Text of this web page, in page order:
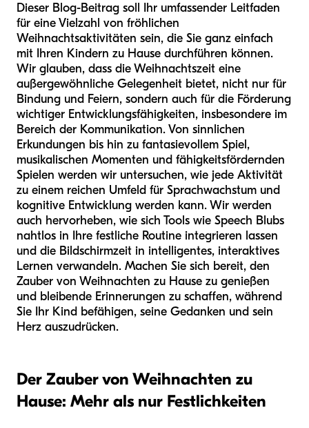
Dieser Blog-Beitrag soll Ihr umfassender Leitfaden
für eine Vielzahl von fröhlichen
Weihnachtsaktivitäten sein, die Sie ganz einfach
mit Ihren Kindern zu Hause durchführen können.
Wir glauben, dass die Weihnachtszeit eine
außergewöhnliche Gelegenheit bietet, nicht nur für
Bindung und Feiern, sondern auch für die Förderung
wichtiger Entwicklungsfähigkeiten, insbesondere im
Bereich der Kommunikation. Von sinnlichen
Erkundungen bis hin zu fantasievollem Spiel,
musikalischen Momenten und fähigkeitsfördernden
Spielen werden wir untersuchen, wie jede Aktivität
zu einem reichen Umfeld für Sprachwachstum und
kognitive Entwicklung werden kann. Wir werden
auch hervorheben, wie sich Tools wie Speech Blubs
nahtlos in Ihre festliche Routine integrieren lassen
und die Bildschirmzeit in intelligentes, interaktives
Lernen verwandeln. Machen Sie sich bereit, den
Zauber von Weihnachten zu Hause zu genießen
und bleibende Erinnerungen zu schaffen, während
Sie Ihr Kind befähigen, seine Gedanken und sein
Herz auszudrücken.
Der Zauber von Weihnachten zu
Hause: Mehr als nur Festlichkeiten